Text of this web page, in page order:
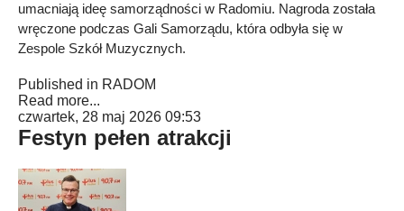
umacniają ideę samorządności w Radomiu. Nagroda została
wręczone podczas Gali Samorządu, która odbyła się w
Zespole Szkół Muzycznych.
Published in RADOM
Read more...
czwartek, 28 maj 2026 09:53
Festyn pełen atrakcji